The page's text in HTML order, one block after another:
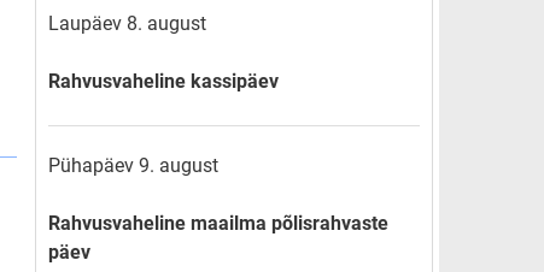
Laupäev 8. august
Rahvusvaheline kassipäev
Pühapäev 9. august
Rahvusvaheline maailma põlisrahvaste
päev